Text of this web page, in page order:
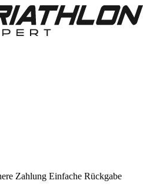
Zahlung Einfache Rückgabe